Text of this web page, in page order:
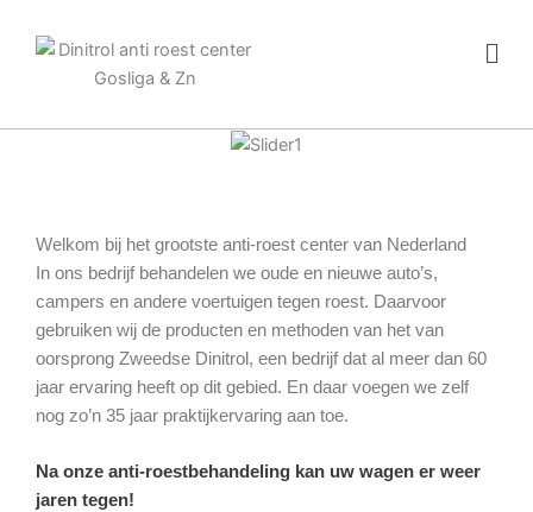
Welkom bij het grootste anti-roest center van Nederland
In ons bedrijf behandelen we oude en nieuwe auto’s,
campers en andere voertuigen tegen roest. Daarvoor
gebruiken wij de producten en methoden van het van
oorsprong Zweedse Dinitrol, een bedrijf dat al meer dan 60
jaar ervaring heeft op dit gebied. En daar voegen we zelf
nog zo’n 35 jaar praktijkervaring aan toe.
Na onze anti-roestbehandeling kan uw wagen er weer
jaren tegen!